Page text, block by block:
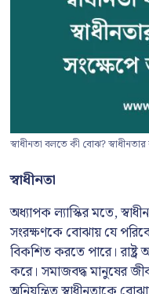
স্বাধীনতা বলতে কী বোঝ?
স্বাধীনতা
অধ্যাপক ল্যাস্কির মতে,
সংরক্ষণকে বোঝায় যে
বিকশিত করতে পারে।
করে। সমাজবদ্ধ মানুষের